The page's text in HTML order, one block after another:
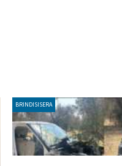
BRINDISISERA